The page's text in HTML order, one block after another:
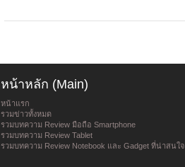
หน้าหลัก (Main)
หน้าแรก
รวมข่าวทั้งหมด
รวมบทความ Review มือถือ Smartphone
รวมบทความ Review Tablet
รวมบทความ Review Notebook และ Gadget ที่น่าสนใจ